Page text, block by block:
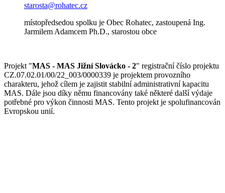
starosta@rohatec.cz
místopředsedou spolku je Obec Rohatec, zastoupená Ing.
Jarmilem Adamcem Ph.D., starostou obce
Projekt "MAS - MAS Jižní Slovácko - 2" registrační číslo projektu
CZ.07.02.01/00/22_003/0000339 je projektem provozního
charakteru, jehož cílem je zajistit stabilní administrativní kapacitu
MAS. Dále jsou díky němu financovány také některé další výdaje
potřebné pro výkon činnosti MAS. Tento projekt je spolufinancován
Evropskou unií.